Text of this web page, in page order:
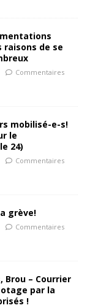
raisons de se
Commentaires
mobilisé-e-s!
le
24)
Commentaires
grève!
Commentaires
Brou – Courrier
par la
!